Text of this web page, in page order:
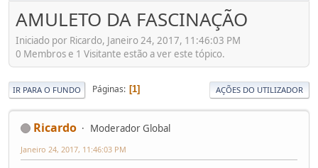
AMULETO DA FASCINAÇÃO
Iniciado por Ricardo, Janeiro 24, 2017, 11:46:03 PM
0 Membros e 1 Visitante estão a ver este tópico.
IR PARA O FUNDO Páginas 1 AÇÕES DO UTILIZADOR
Ricardo Moderador Global
Janeiro 24, 2017, 11:46:03 PM